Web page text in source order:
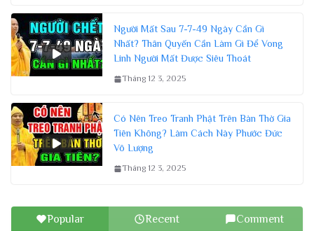
Người Mất Sau 7-7-49 Ngày Cần Gì
Nhất? Thân Quyến Cần Làm Gì Để Vong
Linh Người Mất Được Siêu Thoát
Tháng 12 3, 2025
Có Nên Treo Tranh Phật Trên Bàn Thờ Gia
Tiên Không? Làm Cách Này Phước Đức
Vô Lượng
Tháng 12 3, 2025
Popular Recent Comment